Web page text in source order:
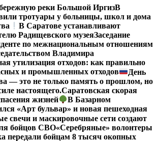
реки Большой ИргизВ
тротуары у больницы, школ и дома
В Саратове устанавливают
Радищевского музеяЗаседание
по межнациональным отношениям
Владимира
утилизация отходов: как правильно
и промышленных отходов
День
— это не только память о прошлом, но
настоящего.Саратовская скорая
жизней
В Базарном
«Арт бульвар» и новая пешеходная
свечи и маскировочные сети создают
бойцов СВО«Серебряные» волонтеры
передали бойцам 8 тысяч окопных